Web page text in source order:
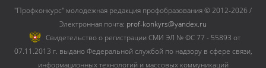
"Профконкурс" молодежная редакция профобразования © 2012-2026 /
Электронная почта: prof-konkyrs@yandex.ru
Cвидетельство о регистрации СМИ ЭЛ № ФС 77 - 55893 от
07.11.2013 г. выдано Федеральной службой по надзору в сфере связи,
информационных технологий и массовых коммуникаций